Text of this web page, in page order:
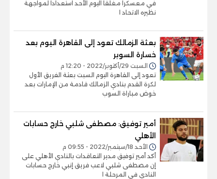
في معسكرا مغلقا اليوم الأحد استعدادا لمواجهة
نظيره الاتحاد ا
بعثة الزمالك تعود إلى القاهرة اليوم بعد
خسارة السوبر
السبت 29/أكتوبر/2022 - 12:20 م
تعود إلى القاهرة اليوم السبت بعثة الفريق الأول
لكرة القدم بنادي الزمالك قادمة من الإمارات بعد
خوض مباراة السوب
أمير توفيق: مصطفى شلبي خارج حسابات
الأهلي
الأحد 18/سبتمبر/2022 - 09:55 م
أكد أمير توفيق مدير التعاقدات بالنادي الأهلي على
إن مصطفى شلبي لاعب فريق إنبي خارج حسابات
النادي في المرحلة ا